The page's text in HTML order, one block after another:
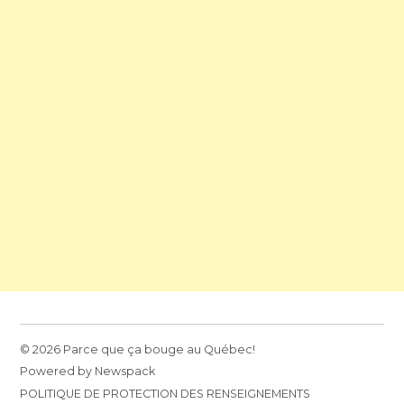
© 2026 Parce que ça bouge au Québec!
Powered by Newspack
POLITIQUE DE PROTECTION DES RENSEIGNEMENTS